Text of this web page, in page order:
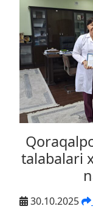
talabalari
30.10.2025